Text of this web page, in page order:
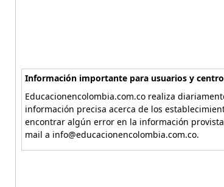
Información importante para usuarios y
Educacionencolombia.com.co realiza
información precisa acerca de los
encontrar algún error en la información
mail a info@educacionencolombia.com.co.